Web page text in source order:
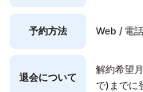
予約方法 Web / 電話
退会について
解約希望
で)までに